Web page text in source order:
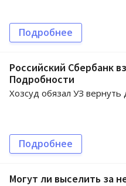
Подробнее
Российский Сбербанк
Подробности
Хозсуд обязал УЗ
Подробнее
Могут ли выселить за